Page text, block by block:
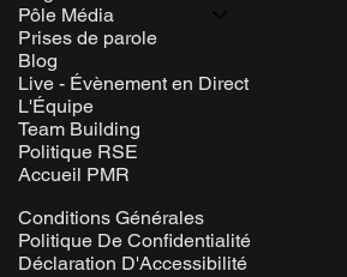
Pôle Média
Prises de parole
Blog
Live - Évènement en Direct
L'Équipe
Team Building
Politique RSE
Accueil PMR
Conditions Générales
Politique De Confidentialité
Déclaration D'Accessibilité